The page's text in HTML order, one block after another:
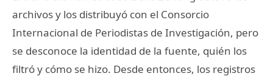
archivos y los distribuyó con el Consorcio
Internacional de Periodistas de Investigación, pero
se desconoce la identidad de la fuente, quién los
filtró y cómo se hizo. Desde entonces, los registros